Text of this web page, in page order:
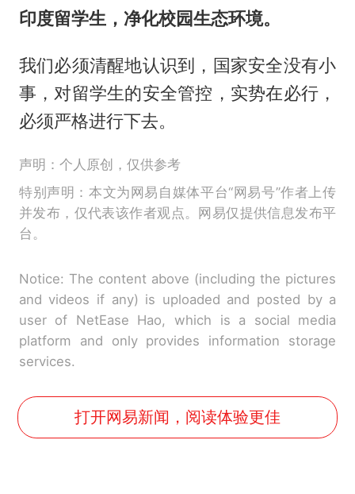
印度留学生，净化校园生态环境。
我们必须清醒地认识到，国家安全没有小
事，对留学生的安全管控，实势在必行，
必须严格进行下去。
声明：个人原创，仅供参考
特别声明：本文为网易自媒体平台“网易号”作者上传
并发布，仅代表该作者观点。网易仅提供信息发布平
台。
Notice: The content above (including the pictures
and videos if any) is uploaded and posted by a
user of NetEase Hao, which is a social media
platform and only provides information storage
services.
打开网易新闻，阅读体验更佳